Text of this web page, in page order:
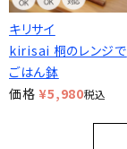
キリサイ
kirisai 桐のレンジで
ごはん鉢
価格 ¥5,980税込